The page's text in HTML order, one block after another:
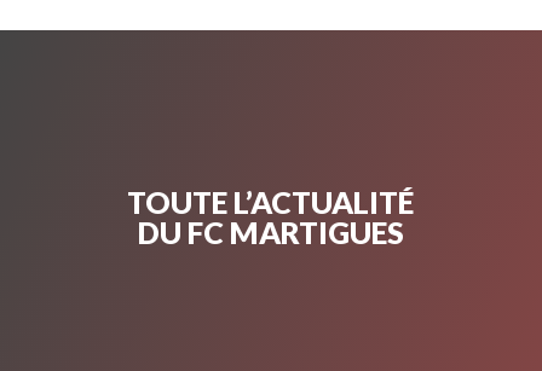
TOUTE L’ACTUALITÉ
DU FC MARTIGUES